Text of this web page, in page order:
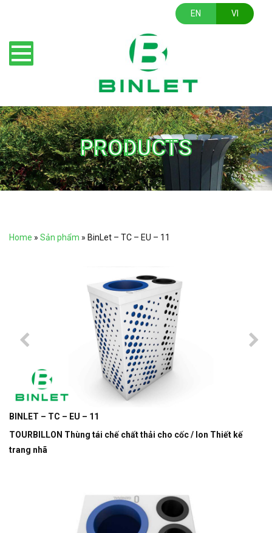
EN VI
PRODUCTS
Home » Sản phẩm » BinLet – TC – EU – 11
BINLET – TC – EU – 11
TOURBILLON Thùng tái chế chất thải cho cốc / lon Thiết kế
trang nhã